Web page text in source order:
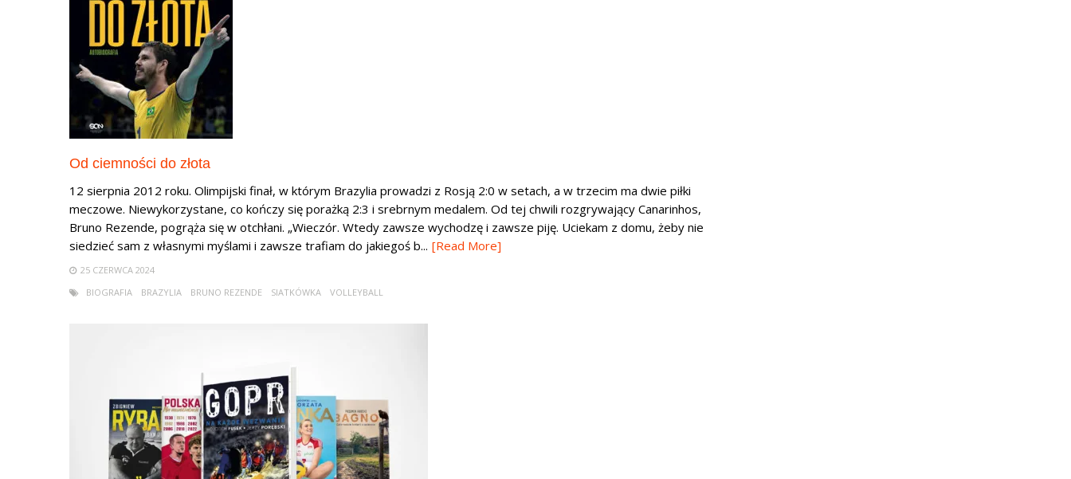
Od ciemności do złota
12 sierpnia 2012 roku. Olimpijski finał, w którym Brazylia prowadzi z Rosją 2:0 w setach, a w trzecim ma dwie piłki
meczowe. Niewykorzystane, co kończy się porażką 2:3 i srebrnym medalem. Od tej chwili rozgrywający Canarinhos,
Bruno Rezende, pogrąża się w otchłani. „Wieczór. Wtedy zawsze wychodzę i zawsze piję. Uciekam z domu, żeby nie
siedzieć sam z własnymi myślami i zawsze trafiam do jakiegoś b... [Read More]
25 CZERWCA 2024
BIOGRAFIA
BRAZYLIA BRUNO REZENDE SIATKÓWKA VOLLEYBALL